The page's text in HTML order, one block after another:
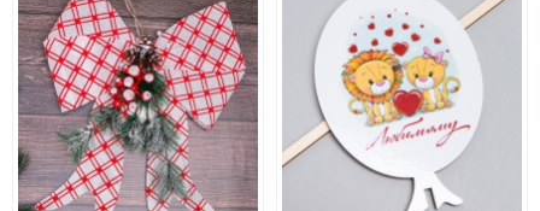
90
150